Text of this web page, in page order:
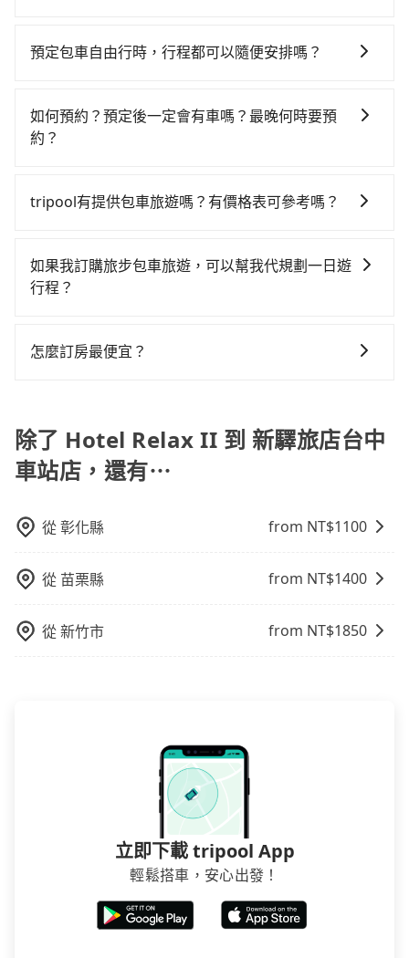
抵達新驛旅店台中車站店 (台中市東區) 的目的地。全程
府專車接送，則每人平均花費約650元，費時2小時。選
擇搭乘高鐵而不預約包車，不僅每人至少額外負擔150元
參考tripool的拼車共乘服務，最多可再節省50%的交通
Hotel Relax II到新驛旅店台中車站店的花費預估為
時40元路邊停車費用預估進去，但額外的汽車保險與可
能的罰單都需自付。再者，和運的iRent只提供最基本的
或九人座可供選擇，而且無人租車最令人詬病的就是車
樣。另外，偶爾也會遇到明明已經預約了時間但上一位
用戶卻遲遲尚未歸還，又或者要還車時卻偏偏找不到停
使用時還是有其區域的限制，實際可停靠的地點與你的
灣大車隊、Uber、Line Taxi、Yoxi等，如果在路邊攔不
叫車看看。依照里程跳錶計算，價格約為4,215~5,100元
間，但如改預約tripool可省高達$2,500。綜合以上，無
預定包車自由行時，行程都可以隨便安排嗎？
沒有到達海拔1500公里以上的山區，行程都是可以依照
您的需求安排的。
如何預約？預定後一定會有車嗎？最晚何時要預
約？
車接送服務，可直接線上輸入上下車地點或地址，三秒
上收到簡訊以及電子郵件確認信，如此就完成預約了，
而司機與車輛的詳細資料，將於乘車前一晚八點透過
越低價，如臨時需要，前一天傍晚五點前仍會收單，最
tripool有提供包車旅遊嗎？有價格表可參考嗎？
Relax II的包車旅遊，從單純的單趟接送到算時間的計時
包車都有，可彈性選擇2~12小時的服務，滿足家族出
一天包車的價格可能跟其他車隊相差無幾，但是如果只
如果我訂購旅步包車旅遊，可以幫我代規劃一日遊
行程？
時還沒有規劃行程的服務。
怎麼訂房最便宜？
地區、價位、人數、特殊需求來搜尋適合的旅店與房
型，更重要的是通常價格是官網的6~8折，如果又有加入
會員或者使用特定的信用卡，還可以累積點數做現金回
有Booking.com、Agoda.com、Hotels.com、
Expedia.com、Trip.com等。正常來說，線上刷卡付款
完後預定就完成，事先不用電話確認空房，事後也不用
告知付款完畢，一切都能在網路上操作。但有些較冷門
賣的現象，便有可能到了現場卻沒房可住的窘境，所以
介意多花一點錢省下這些瑣碎的事，台灣本土的AsiaYo
或者國際Airbnb都值得推薦。
除了 Hotel Relax II 到 新驛旅店台中
車站店，還有⋯
從彰化縣 from NT$1100
從 苗栗縣 from NT$1400
從新竹市 from NT$1850
立即下載 tripool App
輕鬆搭車，安心出發！